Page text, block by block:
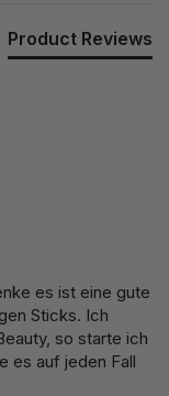
Product Reviews
es ist eine gute
Sticks. Ich
so starte ich
es auf jeden Fall